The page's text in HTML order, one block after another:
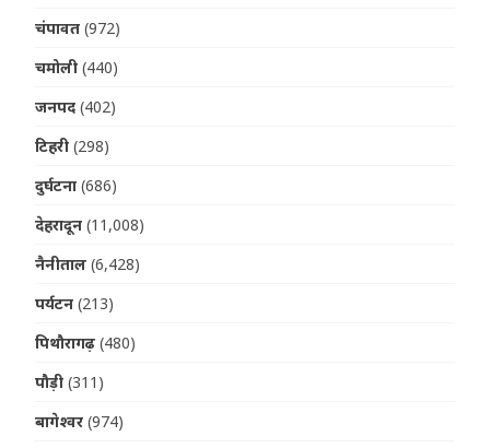
चंपावत (972)
चमोली (440)
जनपद (402)
टिहरी (298)
दुर्घटना (686)
देहरादून (11,008)
नैनीताल (6,428)
पर्यटन (213)
पिथौरागढ़ (480)
पौड़ी (311)
बागेश्वर (974)